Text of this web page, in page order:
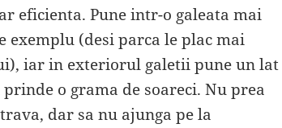
eficienta. Pune intr-o galeata mai
exemplu (desi parca le plac mai
iar in exteriorul galetii pune un lat
o grama de soareci. Nu prea
dar sa nu ajunga pe la